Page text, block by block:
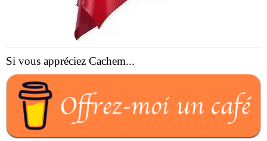
Si vous appréciez Cachem...